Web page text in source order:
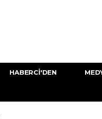
HABERCI'DEN